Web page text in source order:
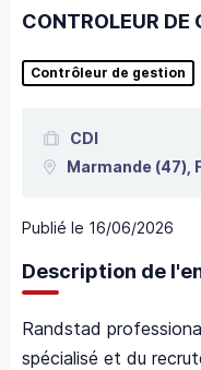
CONTROLEUR DE
Contrôleur de gestion
CDI
Marmande (47),
Publié le 16/06/2026
Description de
Randstad
spécialisé et du